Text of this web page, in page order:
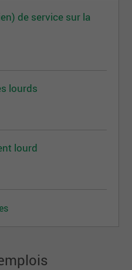
de service sur la
lourds
lourd